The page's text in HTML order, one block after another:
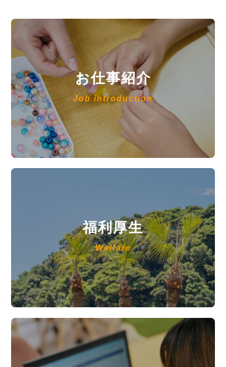
お仕事紹介
Job introduction
福利厚生
Welfare